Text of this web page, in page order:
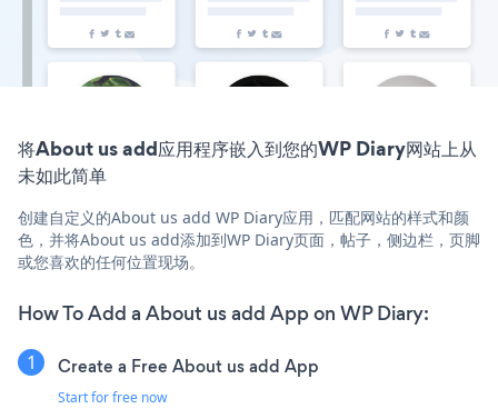
将About us add应用程序嵌入到您的WP Diary网站上从
未如此简单
创建自定义的About us add WP Diary应用，匹配网站的样式和颜
色，并将About us add添加到WP Diary页面，帖子，侧边栏，页脚
或您喜欢的任何位置现场。
How To Add a About us add App on WP Diary:
Create a Free About us add App
Start for free now